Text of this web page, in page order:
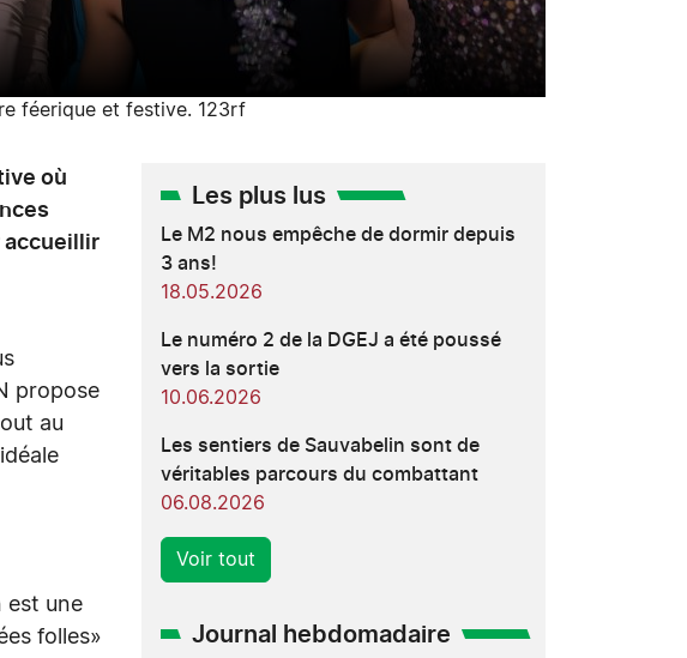
féerique et festive. 123rf
où
accueillir
propose
au
est une
folles»
Les plus lus
Le M2 nous empêche de dormir depuis
3 ans!
18.05.2026
Le numéro 2 de la DGEJ a été poussé
vers la sortie
10.06.2026
Les sentiers de Sauvabelin sont de
véritables parcours du combattant
06.08.2026
Voir tout
Journal hebdomadaire